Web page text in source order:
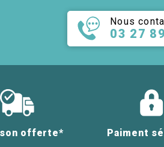
Nous
03 27
offerte* Paiment